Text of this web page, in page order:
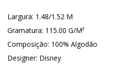
Largura: 1.48/1.52 M
Gramatura: 115.00 G/M²
Composição: 100% Algodão
Designer: Disney